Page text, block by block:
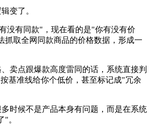
变了。
没有同款"，现在看的是"你有没有价
抓取全网同款商品的价格数据，形成一
卖点跟爆款高度雷同的话，系统直接判
基准线给你个低价，甚至标记成"冗余
时候不是产品本身有问题，而是在系统
"。